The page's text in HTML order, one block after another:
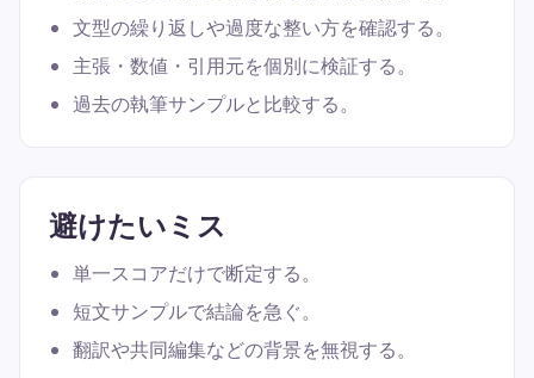
文型の繰り返しや過度な整い方を確認する。
主張・数値・引用元を個別に検証する。
過去の執筆サンプルと比較する。
避けたいミス
単一スコアだけで断定する。
短文サンプルで結論を急ぐ。
翻訳や共同編集などの背景を無視する。